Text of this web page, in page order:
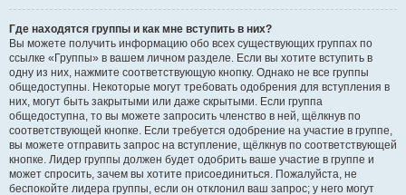
Где находятся группы и как мне вступить в них?
Вы можете получить информацию обо всех существующих группах по
ссылке «Группы» в вашем личном разделе. Если вы хотите вступить в
одну из них, нажмите соответствующую кнопку. Однако не все группы
общедоступны. Некоторые могут требовать одобрения для вступления в
них, могут быть закрытыми или даже скрытыми. Если группа
общедоступна, то вы можете запросить членство в ней, щёлкнув по
соответствующей кнопке. Если требуется одобрение на участие в группе,
вы можете отправить запрос на вступление, щёлкнув по соответствующей
кнопке. Лидер группы должен будет одобрить ваше участие в группе и
может спросить, зачем вы хотите присоединиться. Пожалуйста, не
беспокойте лидера группы, если он отклонил ваш запрос; у него могут